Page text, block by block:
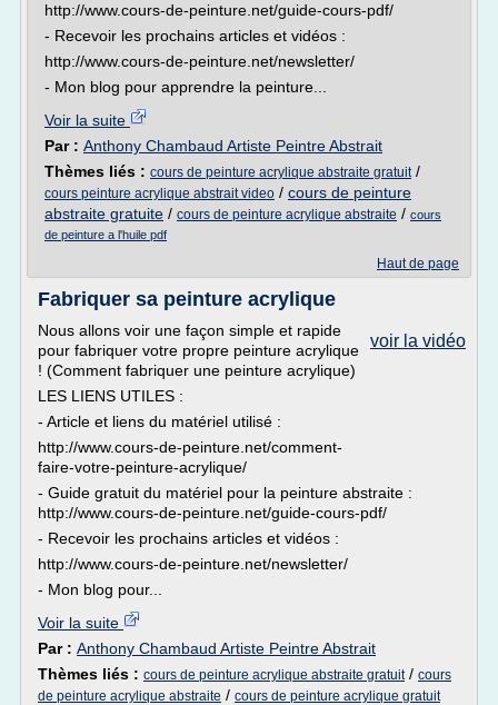
http://www.cours-de-peinture.net/guide-cours-pdf/
- Recevoir les prochains articles et vidéos :
http://www.cours-de-peinture.net/newsletter/
- Mon blog pour apprendre la peinture...
Voir la suite
Par : Anthony Chambaud Artiste Peintre Abstrait
Thèmes liés : cours de peinture acrylique abstraite gratuit/
cours peinture acrylique abstrait video / cours de peinture
abstraite gratuite / cours de peinture acrylique abstraite / cours
de peinture a l'huile pdf
Haut de page
Fabriquer sa peinture acrylique
voir la vidéo
Nous allons voir une façon simple et rapide
pour fabriquer votre propre peinture acrylique
! (Comment fabriquer une peinture acrylique)
LES LIENS UTILES :
- Article et liens du matériel utilisé :
http://www.cours-de-peinture.net/comment-
faire-votre-peinture-acrylique/
- Guide gratuit du matériel pour la peinture abstraite :
http://www.cours-de-peinture.net/guide-cours-pdf/
- Recevoir les prochains articles et vidéos :
http://www.cours-de-peinture.net/newsletter/
- Mon blog pour...
Voir la suite
Par : Anthony Chambaud Artiste Peintre Abstrait
Thèmes liés : cours de peinture acrylique abstraite gratuit/ cours
de peinture acrylique abstraite / cours de peinture acrylique gratuit